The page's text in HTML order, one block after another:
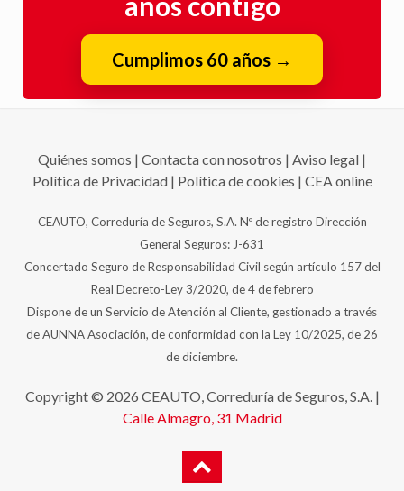
Cumplimos 60 años→
Política de Privacidad | Política de cookies | CEA online
CEAUTO, Correduría de Seguros, S.A. Nº de registro Dirección
General Seguros: J-631
Concertado Seguro de Responsabilidad Civil según artículo 157 del
Real Decreto-Ley 3/2020, de 4 de febrero
Dispone de un Servicio de Atención al Cliente, gestionado a través
de AUNNA Asociación, de conformidad con la Ley 10/2025, de 26
de diciembre.
Copyright © 2026 CEAUTO, Correduría de Seguros, S.A. |
Calle Almagro, 31
Madrid